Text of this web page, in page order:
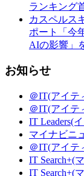
ランキング
カスペルス
ポート「今
AIの影響」
お知らせ
＠IT(アイテ
＠IT(アイテ
IT Leaders(
マイナビニ
＠IT(アイテ
IT Search+(
IT Search+(